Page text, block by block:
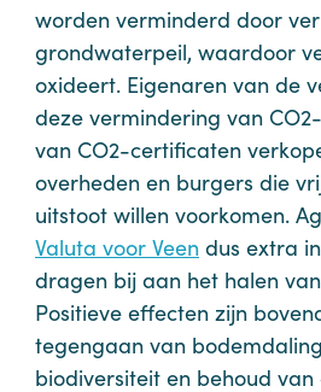
worden verminderd door
grondwaterpeil, waardoor
oxideert. Eigenaren van de
deze vermindering van
van CO2-certificaten
overheden en burgers die
uitstoot willen voorkomen.
Valuta voor Veen dus extra
dragen bij aan het halen
Positieve effecten zijn
tegengaan van
biodiversiteit en behoud